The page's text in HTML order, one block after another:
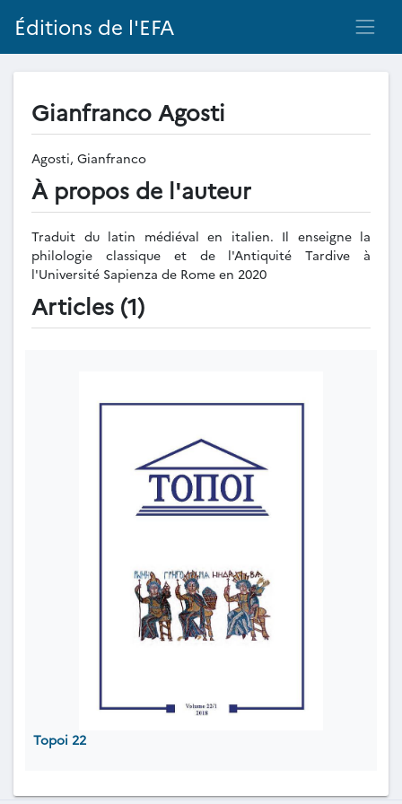
Éditions de l'EFA
Gianfranco Agosti
Agosti, Gianfranco
À propos de l'auteur
Traduit du latin médiéval en italien. Il enseigne la
philologie classique et de l'Antiquité Tardive à
l'Université Sapienza de Rome en 2020
Articles (1)
Topoi 22